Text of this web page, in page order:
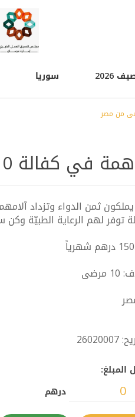
2026 سوريا
كفالة 10 مرضى من مصر
ثمن الدواء وتزداد
توفر لهم الرعاية الطبيّة وكن
المبلغ:
درهم